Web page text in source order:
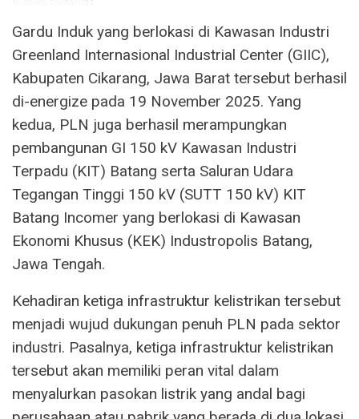
Gardu Induk yang berlokasi di Kawasan Industri
Greenland Internasional Industrial Center (GIIC),
Kabupaten Cikarang, Jawa Barat tersebut berhasil
di-energize pada 19 November 2025. Yang
kedua, PLN juga berhasil merampungkan
pembangunan GI 150 kV Kawasan Industri
Terpadu (KIT) Batang serta Saluran Udara
Tegangan Tinggi 150 kV (SUTT 150 kV) KIT
Batang Incomer yang berlokasi di Kawasan
Ekonomi Khusus (KEK) Industropolis Batang,
Jawa Tengah.
Kehadiran ketiga infrastruktur kelistrikan tersebut
menjadi wujud dukungan penuh PLN pada sektor
industri. Pasalnya, ketiga infrastruktur kelistrikan
tersebut akan memiliki peran vital dalam
menyalurkan pasokan listrik yang andal bagi